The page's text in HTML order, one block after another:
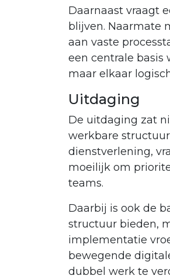
Daarnaast vraagt
blijven. Naarmate
aan vaste
een centrale
maar elkaar
Uitdaging
De uitdaging zat
werkbare
dienstverlening,
moeilijk om
teams.
Daarbij is ook de
structuur bieden,
implementatie
bewegende
dubbel werk te